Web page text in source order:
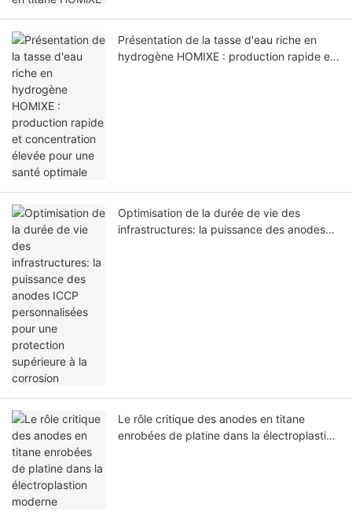
Présentation de la tasse d'eau riche en
hydrogène HOMIXE : production rapide et
Optimisation de la durée de vie des
infrastructures: la puissance des anodes
Le rôle critique des anodes en titane
enrobées de platine dans la électroplastion